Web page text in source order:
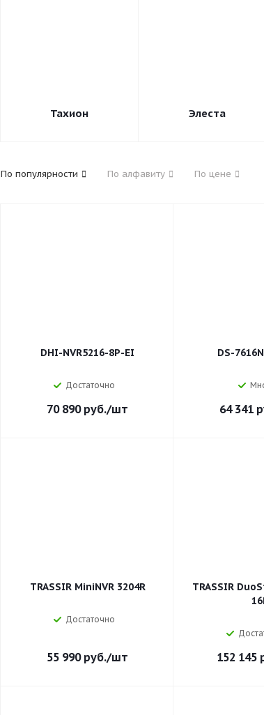
Тахион Элеста
По популярности По алфавиту По цене
DHI-NVR5216-8P-EI
Достаточно
70 890руб./шт
DS-
64 341
TRASSIR MiniNVR 3204R
Достаточно
55 990руб./шт
TRASSIR
152 145